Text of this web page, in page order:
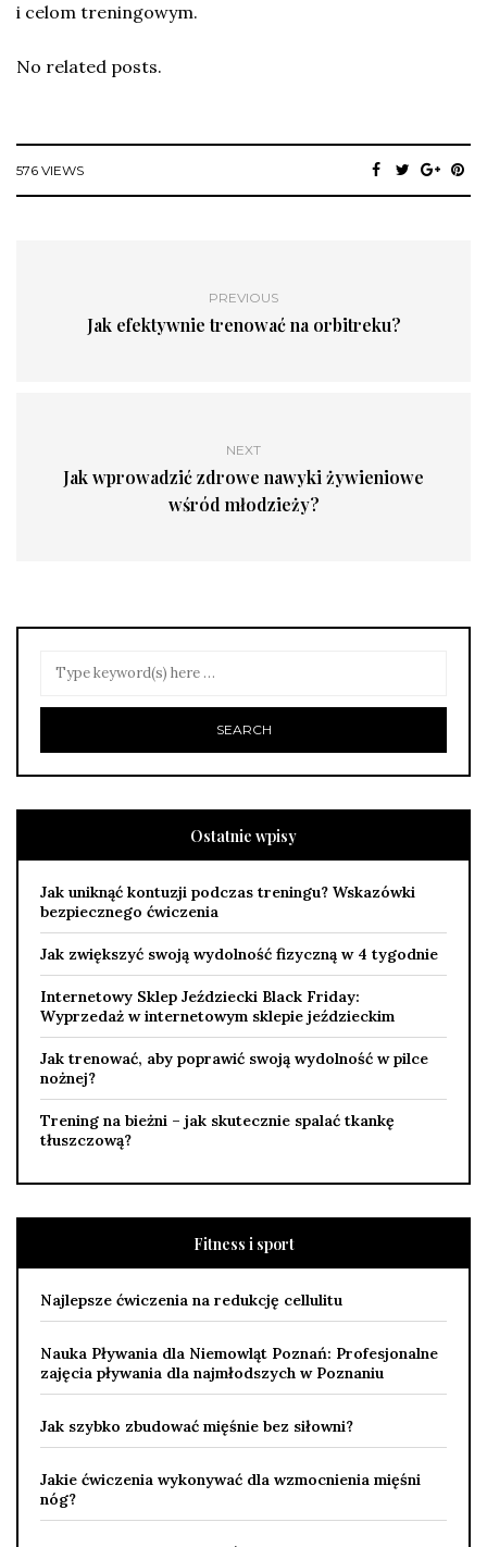
i celom treningowym.
No related posts.
576 VIEWS
PREVIOUS
Jak efektywnie trenować na orbitreku?
NEXT
Jak wprowadzić zdrowe nawyki żywieniowe
wśród młodzieży?
Ostatnie wpisy
Jak uniknąć kontuzji podczas treningu? Wskazówki
bezpiecznego ćwiczenia
Jak zwiększyć swoją wydolność fizyczną w 4 tygodnie
Internetowy Sklep Jeździecki Black Friday:
Wyprzedaż w internetowym sklepie jeździeckim
Jak trenować, aby poprawić swoją wydolność w pilce
nożnej?
Trening na bieżni – jak skutecznie spalać tkankę
tłuszczową?
Fitness i sport
Najlepsze ćwiczenia na redukcję cellulitu
Nauka Pływania dla Niemowląt Poznań: Profesjonalne
zajęcia pływania dla najmłodszych w Poznaniu
Jak szybko zbudować mięśnie bez siłowni?
Jakie ćwiczenia wykonywać dla wzmocnienia mięśni
nóg?